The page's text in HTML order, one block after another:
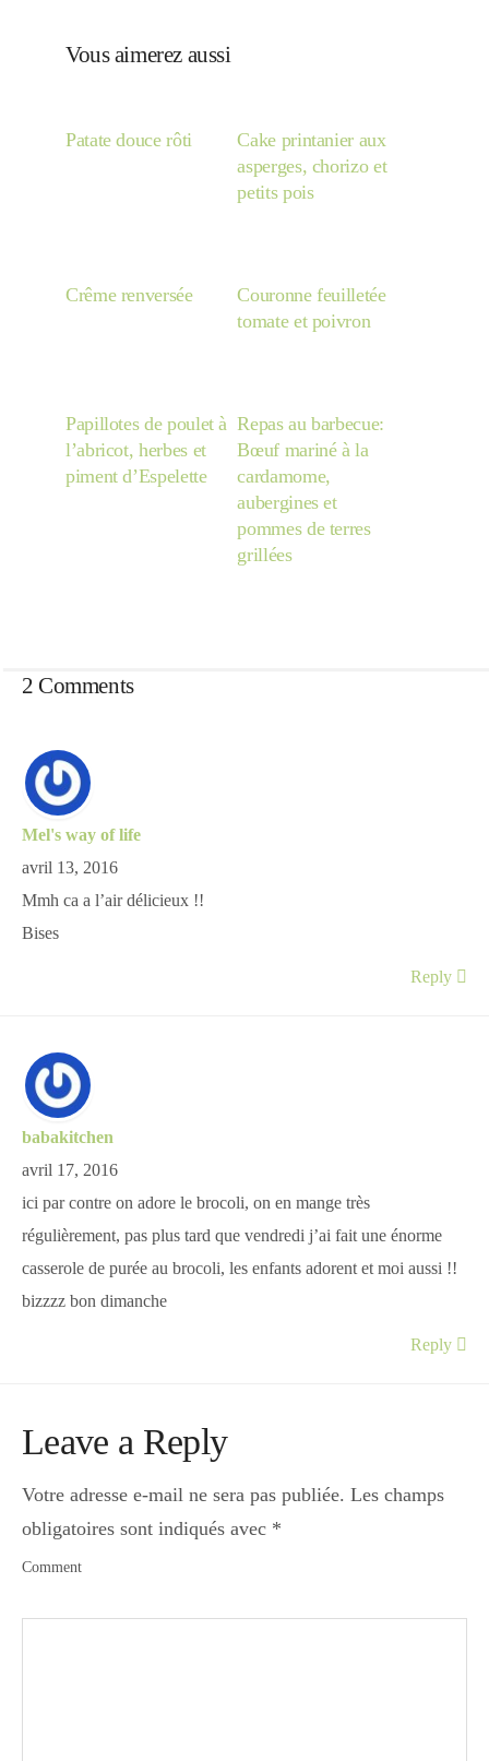
Vous aimerez aussi
Patate douce rôti
Cake printanier aux
asperges, chorizo et
petits pois
Crême renversée
Couronne feuilletée
tomate et poivron
Papillotes de poulet à
l’abricot, herbes et
piment d’Espelette
Repas au barbecue:
Bœuf mariné à la
cardamome,
aubergines et
pommes de terres
grillées
2 Comments
Mel's way of life
avril 13, 2016
Mmh ca a l’air délicieux !!
Bises
Reply
babakitchen
avril 17, 2016
ici par contre on adore le brocoli, on en mange très
régulièrement, pas plus tard que vendredi j’ai fait une énorme
casserole de purée au brocoli, les enfants adorent et moi aussi !!
bizzzz bon dimanche
Reply
Leave a Reply
Votre adresse e-mail ne sera pas publiée. Les champs
obligatoires sont indiqués avec *
Comment